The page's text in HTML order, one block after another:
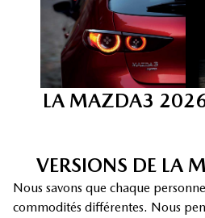
LA MAZDA3
VERSIONS DE LA
Nous savons que chaque
commodités différentes. Nous